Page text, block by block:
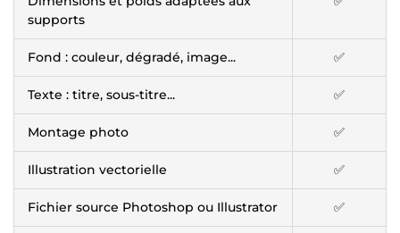
supports
Fond : couleur, dégradé, image... ✅
Texte : titre, sous-titre... ✅
Montage photo ✅
Illustration vectorielle ✅
Fichier source Photoshop ou Illustrator ✅